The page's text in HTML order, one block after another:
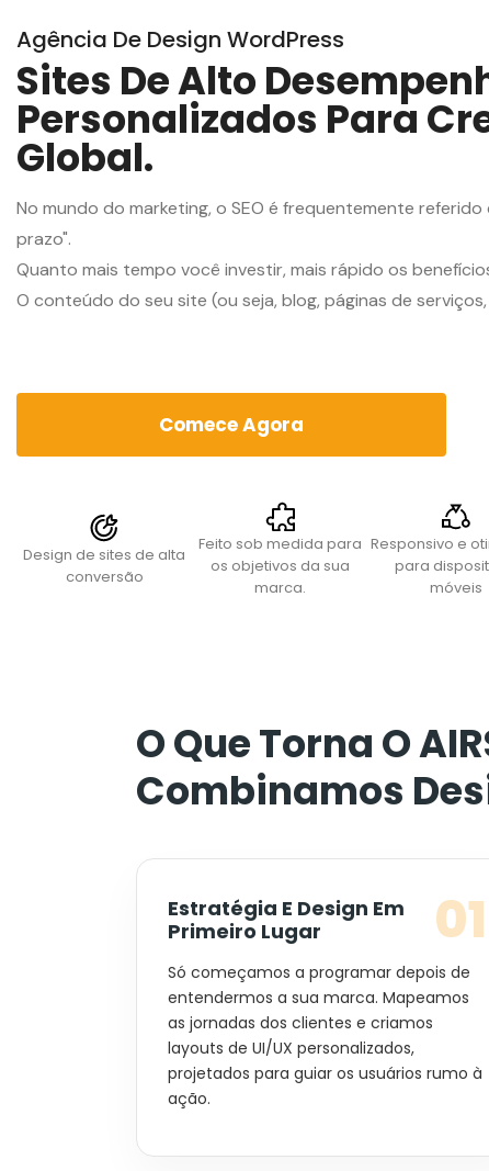
Agência De Design WordPress
Sites De Alto
Personalizados Para
Global.
No mundo do marketing, o SEO é frequentemente
prazo".
Quanto mais tempo você investir, mais rápido os
O conteúdo do seu site (ou seja, blog, páginas de
Comece Agora
Design de sites de alta
conversão
Feito sob medida para
os objetivos da sua
marca.
Responsivo e
para
móveis
O Que Torna O
Combinamos
Estratégia E Design Em
Primeiro Lugar
01
Só começamos a programar depois de
entendermos a sua marca. Mapeamos
as jornadas dos clientes e criamos
layouts de UI/UX personalizados,
projetados para guiar os usuários rumo à
ação.